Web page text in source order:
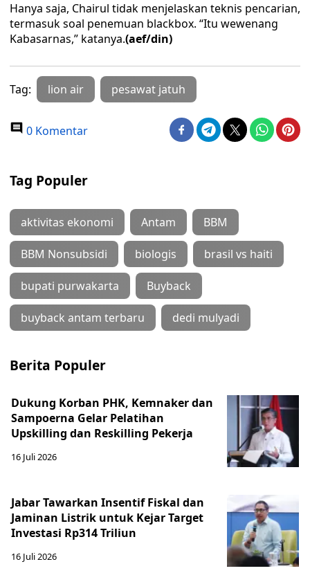
Hanya saja, Chairul tidak menjelaskan teknis pencarian,
termasuk soal penemuan blackbox. “Itu wewenang
Kabasarnas,” katanya.(aef/din)
Tag: lion air pesawat jatuh
0 Komentar
Tag Populer
aktivitas ekonomi Antam BBM
BBM Nonsubsidi biologis brasil vs haiti
bupati purwakarta Buyback
buyback antam terbaru dedi mulyadi
Berita Populer
Dukung Korban PHK, Kemnaker dan
Sampoerna Gelar Pelatihan
Upskilling dan Reskilling Pekerja
16 Juli 2026
Jabar Tawarkan Insentif Fiskal dan
Jaminan Listrik untuk Kejar Target
Investasi Rp314 Triliun
16 Juli 2026